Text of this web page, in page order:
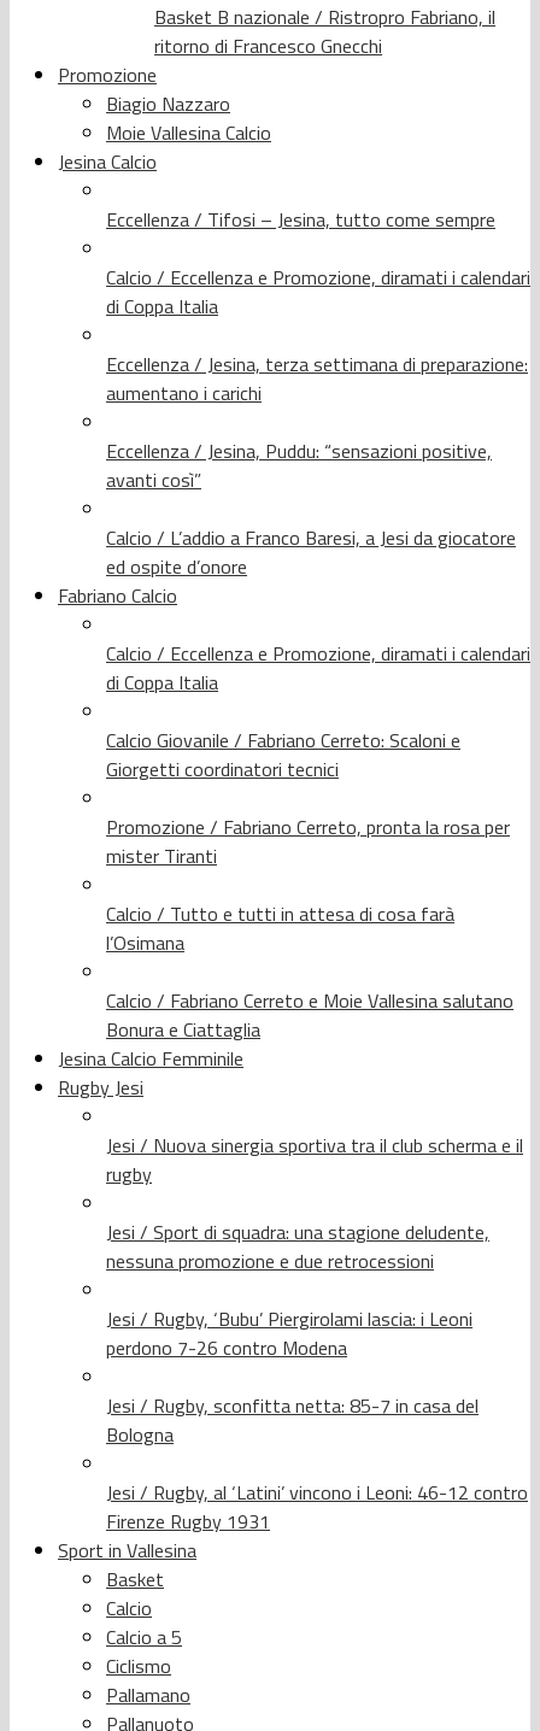
Basket B nazionale / Ristropro Fabriano, il
ritorno di Francesco Gnecchi
Promozione
Biagio Nazzaro
Moie Vallesina Calcio
Jesina Calcio
Eccellenza / Tifosi – Jesina, tutto come sempre
Calcio / Eccellenza e Promozione, diramati i calendari
di Coppa Italia
Eccellenza / Jesina, terza settimana di preparazione:
aumentano i carichi
Eccellenza / Jesina, Puddu: “sensazioni positive,
avanti così”
Calcio / L’addio a Franco Baresi, a Jesi da giocatore
ed ospite d’onore
Fabriano Calcio
Calcio / Eccellenza e Promozione, diramati i calendari
di Coppa Italia
Calcio Giovanile / Fabriano Cerreto: Scaloni e
Giorgetti coordinatori tecnici
Promozione / Fabriano Cerreto, pronta la rosa per
mister Tiranti
Calcio / Tutto e tutti in attesa di cosa farà
l’Osimana
Calcio / Fabriano Cerreto e Moie Vallesina salutano
Bonura e Ciattaglia
Jesina Calcio Femminile
Rugby Jesi
Jesi / Nuova sinergia sportiva tra il club scherma e il
rugby
Jesi / Sport di squadra: una stagione deludente,
nessuna promozione e due retrocessioni
Jesi / Rugby, ‘Bubu’ Piergirolami lascia: i Leoni
perdono 7-26 contro Modena
Jesi / Rugby, sconfitta netta: 85-7 in casa del
Bologna
Jesi / Rugby, al ‘Latini’ vincono i Leoni: 46-12 contro
Firenze Rugby 1931
Sport in Vallesina
Basket
Calcio
Calcio a 5
Ciclismo
Pallamano
Pallanuoto